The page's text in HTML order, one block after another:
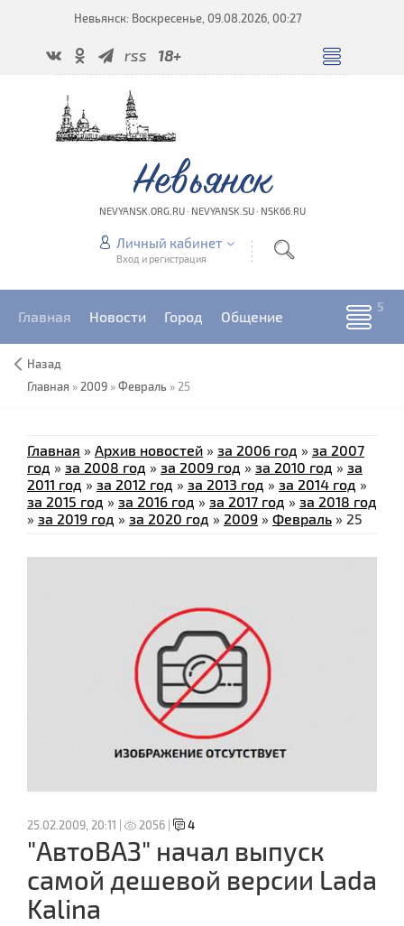
Невьянск: Воскресенье, 09.08.2026, 00:27
rss 18+
Невьянск
NEVYANSK.ORG.RU · NEVYANSK.SU · NSK66.RU
Личный кабинет
Вход и регистрация
Главная Новости Город Общение
Назад
Главная » 2009 »Февраль » 25
Главная » Архив новостей » за 2006 год » за 2007
год » за 2008 год » за 2009 год » за 2010 год » за
2011 год » за 2012 год » за 2013 год » за 2014 год »
за 2015 год » за 2016 год » за 2017 год » за 2018 год
» за 2019 год » за 2020 год » 2009 » Февраль » 25
25.02.2009, 20:11 | 2056 | 4
"АвтоВАЗ" начал выпуск
самой дешевой версии Lada
Kalina